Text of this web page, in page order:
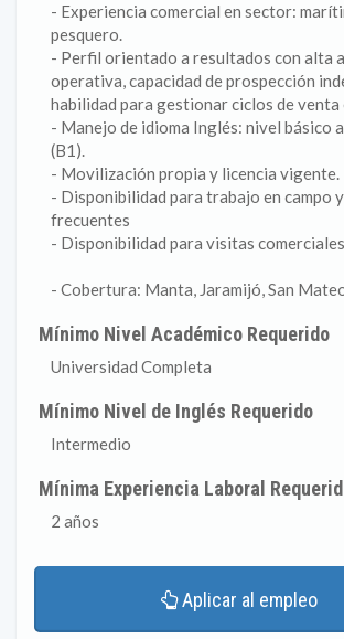
- Experiencia comercial en sector:
pesquero.
- Perfil orientado a resultados con alta
operativa, capacidad de prospección
habilidad para gestionar ciclos de venta
- Manejo de idioma Inglés: nivel básico
(B1).
- Movilización propia y licencia vigente.
- Disponibilidad para trabajo en campo
frecuentes
- Disponibilidad para visitas
- Cobertura: Manta, Jaramijó, San
Mínimo Nivel Académico Requerido
Universidad Completa
Mínimo Nivel de Inglés Requerido
Intermedio
Mínima Experiencia Laboral
2 años
Aplicar al empleo